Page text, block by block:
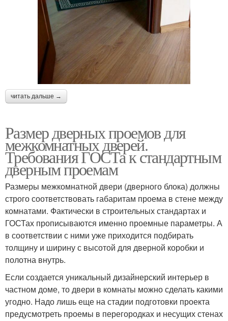
читать дальше →
Размер дверных проемов для
межкомнатных дверей.
Требования ГОСТа к стандартным
дверным проемам
Размеры межкомнатной двери (дверного блока) должны
строго соответствовать габаритам проема в стене между
комнатами. Фактически в строительных стандартах и
ГОСТах прописываются именно проемные параметры. А
в соответствии с ними уже приходится подбирать
толщину и ширину с высотой для дверной коробки и
полотна внутрь.
Если создается уникальный дизайнерский интерьер в
частном доме, то двери в комнаты можно сделать какими
угодно. Надо лишь еще на стадии подготовки проекта
предусмотреть проемы в перегородках и несущих стенах